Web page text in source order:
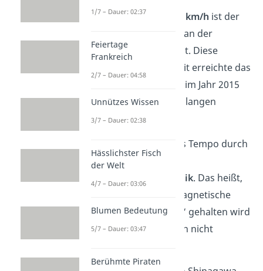
Mit unglaublichen 603 km/h ist der
aus Japan der
schnellste Zug der Welt. Diese
Rekordgeschwindigkeit erreichte das
führerlose Testmodell im Jahr 2015
auf einer 42 Kilometer langen
Teststrecke.
Ermöglicht wird dieses Tempo durch
den Einsatz von
Magnetschwebetechnik. Das heißt,
dass der Zug durch magnetische
Kraft „in der Schwebe“ gehalten wird
und somit die Schienen nicht
1/7 – Dauer: 02:37
Feiertage
Frankreich
2/7 – Dauer: 04:58
Unnützes Wissen
3/7 – Dauer: 02:38
Hässlichster Fisch
der Welt
4/7 – Dauer: 03:06
Blumen Bedeutung
5/7 – Dauer: 03:47
Berühmte Piraten